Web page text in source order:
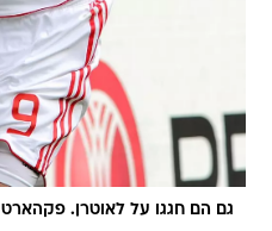
גם הם חגגו על לאוטרן. פקהארט